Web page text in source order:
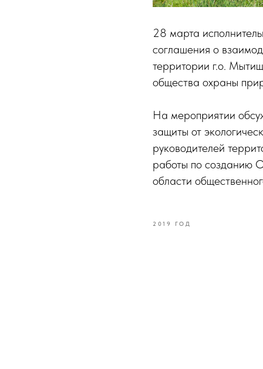
28 марта
соглашения о
территории г.о.
общества охраны
На мероприятии
защиты от
руководителей
работы по созданию
области
2019 ГОД